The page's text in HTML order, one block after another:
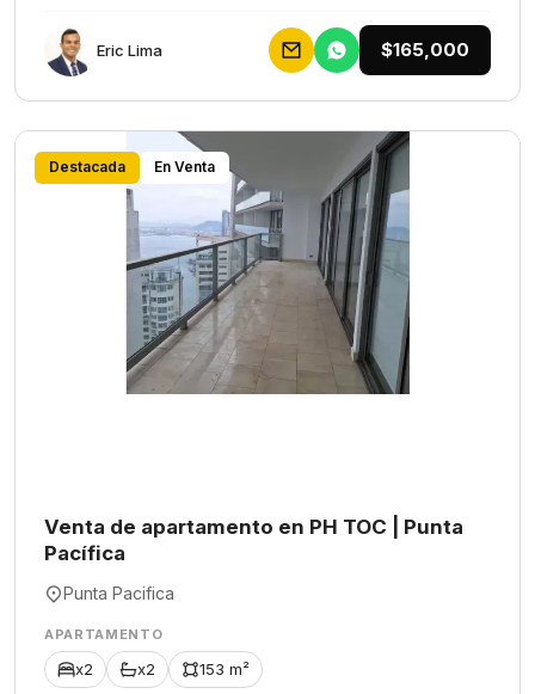
Eric Lima $165,000
Destacada En Venta
Venta de apartamento en PH TOC | Punta
Pacífica
Punta Pacifica
APARTAMENTO
x2 x2 153 m²